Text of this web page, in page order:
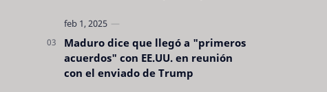
Maduro dice que llegó a "primeros
acuerdos" con EE.UU. en reunión
con el enviado de Trump